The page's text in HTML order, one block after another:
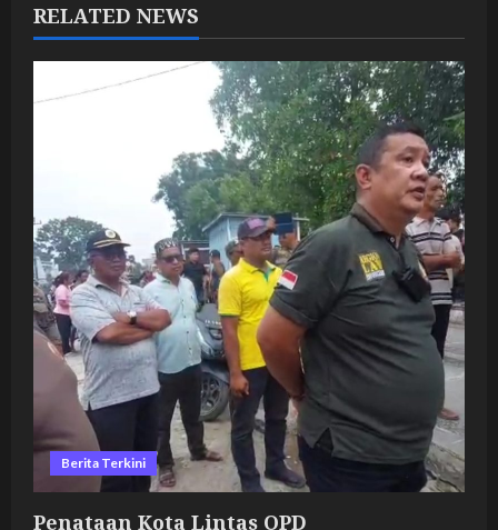
RELATED NEWS
Berita Terkini
Penataan Kota Lintas OPD